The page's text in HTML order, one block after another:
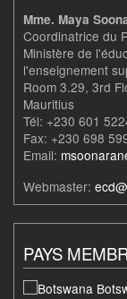
Mme. Maya
Coordinatrice du
Ministère de
l'enseignement
Room 3.29, 3rd
Mauritius
Tél: +230 601
Fax: +230 698
Email:
Webmaster:
PAYS